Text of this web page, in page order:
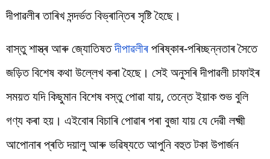
দীপাৱলীৰ তাৰিখ সন্দৰ্ভত বিভ্ৰান্তিৰ সৃষ্টি হৈছে।
বাস্তু শাস্ত্ৰ আৰু জ্যোতিষতদীপাৱলীৰপৰিষ্কাৰ-পৰিচ্ছন্নতাৰ সৈতে
জড়িত বিশেষ কথা উল্লেখ কৰা হৈছে। সেই অনুসৰি দীপাৱলী চাফাইৰ
সময়ত যদি কিছুমান বিশেষ বস্তু পোৱা যায়, তেন্তে ইয়াক শুভ বুলি
গণ্য কৰা হয়। এইবোৰ বিচাৰি পোৱাৰ পৰা বুজা যায় যে দেৱী লক্ষ্মী
আপোনাৰ প্ৰতি দয়ালু আৰু ভৱিষ্যতে আপুনি বহুত টকা উপাৰ্জন